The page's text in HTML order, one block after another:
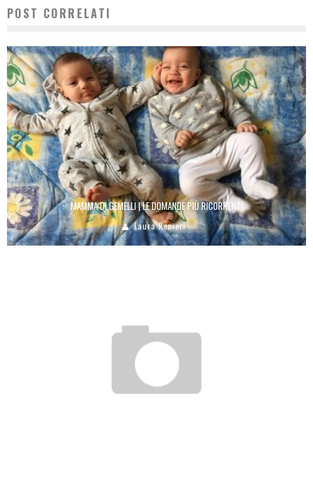
POST CORRELATI
MAMMA DI GEMELLI | LE DOMANDE PIÙ RICORRENTI
Laura Renieri